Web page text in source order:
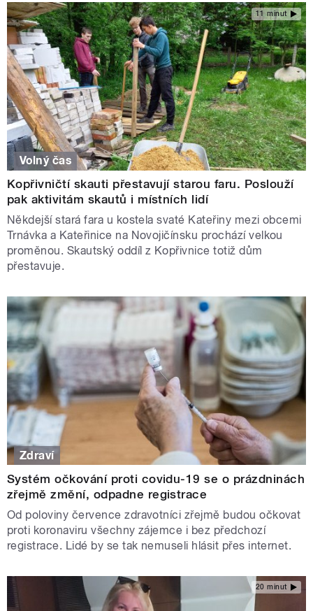
11 minut
Volný čas
Kopřivničtí skauti přestavují starou faru. Poslouží
pak aktivitám skautů i místních lidí
Někdejší stará fara u kostela svaté Kateřiny mezi obcemi
Trnávka a Kateřinice na Novojičínsku prochází velkou
proměnou. Skautský oddíl z Kopřivnice totiž dům
přestavuje.
Zdraví
Systém očkování proti covidu-19 se o prázdninách
zřejmě změní, odpadne registrace
Od poloviny července zdravotníci zřejmě budou očkovat
proti koronaviru všechny zájemce i bez předchozí
registrace. Lidé by se tak nemuseli hlásit přes internet.
20 minut